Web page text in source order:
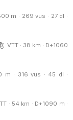
m · 269 vus · 27 dl ·
VTT · 38 km · D+1060
m · 316 vus · 45 dl ·
· 54 km · D+1090 m ·